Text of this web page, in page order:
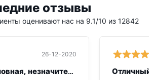
отзывы
оценивают нас на 9.1/10 из 12842
26-12-2020
Полная бесшовная, незначительная икот Отличный